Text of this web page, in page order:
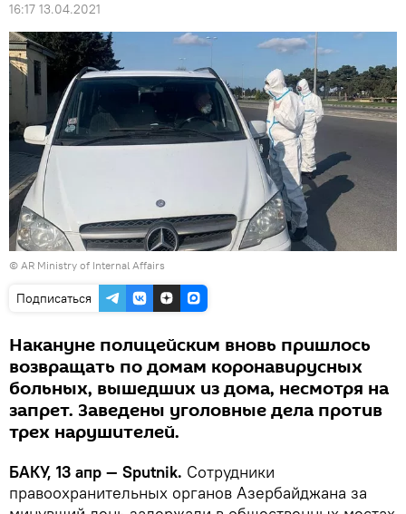
16:17 13.04.2021
© AR Ministry of Internal Affairs
Подписаться
Накануне полицейским вновь пришлось
возвращать по домам коронавирусных
больных, вышедших из дома, несмотря на
запрет. Заведены уголовные дела против
трех нарушителей.
БАКУ, 13 апр — Sputnik. Сотрудники
правоохранительных органов Азербайджана за